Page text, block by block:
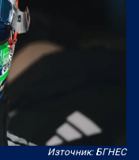
Източник: БГНЕС